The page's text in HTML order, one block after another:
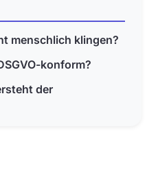
menschlich klingen?
konform?
der